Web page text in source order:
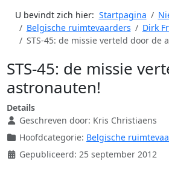
U bevindt zich hier: Startpagina
Belgische ruimtevaarders
Dirk
STS-45: de missie verteld door de
STS-45: de missie
astronauten!
Details
Geschreven door: Kris Christiaens
Hoofdcategorie: Belgische
Gepubliceerd: 25 september 2012